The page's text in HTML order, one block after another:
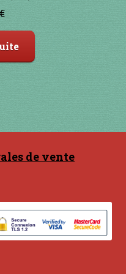
€
de vente